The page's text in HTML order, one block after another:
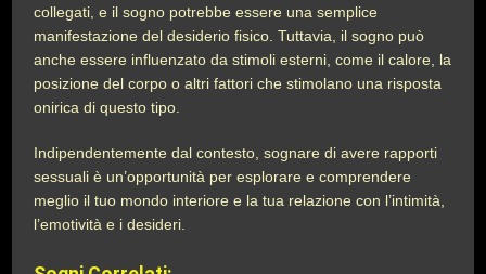
collegati, e il sogno potrebbe essere una semplice
manifestazione del desiderio fisico. Tuttavia, il sogno può
anche essere influenzato da stimoli esterni, come il calore, la
posizione del corpo o altri fattori che stimolano una risposta
onirica di questo tipo.
Indipendentemente dal contesto, sognare di avere rapporti
sessuali è un’opportunità per esplorare e comprendere
meglio il tuo mondo interiore e la tua relazione con l’intimità,
l’emotività e i desideri.